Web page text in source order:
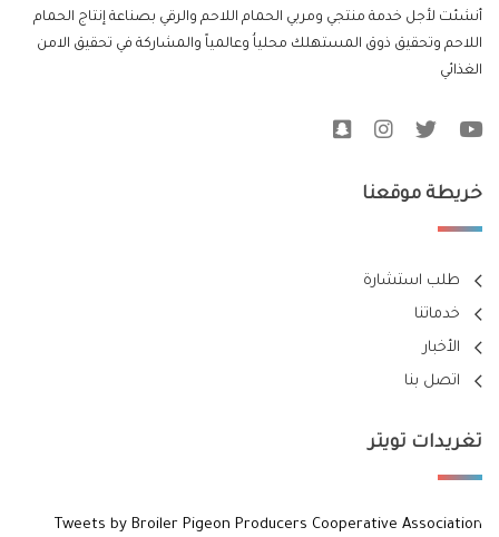
أنشئت لأجل خدمة منتجي ومربي الحمام اللاحم والرقي بصناعة إنتاج الحمام
اللاحم وتحقيق ذوق المستهلك محلياُ وعالمياً والمشاركة في تحقيق الامن
الغذائي
خريطة موقعنا
طلب استشارة
خدماتنا
الأخبار
اتصل بنا
تغريدات تويتر
Tweets by Broiler Pigeon Producers Cooperative Association